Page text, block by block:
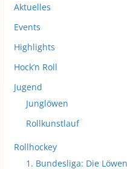
Aktuelles
Events
Highlights
Hock’n Roll
Jugend
Junglöwen
Rollkunstlauf
Rollhockey
1. Bundesliga: Die Löwen